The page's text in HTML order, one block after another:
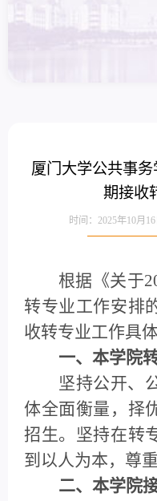
厦门大学公共事
期接收
时间：2025年10月
根据《关于
转专业工作安排
收转专业工作具
一、本学院
坚持公开、
体全面衡量，择
招生。坚持在转
到以人为本，尊
二、本学院